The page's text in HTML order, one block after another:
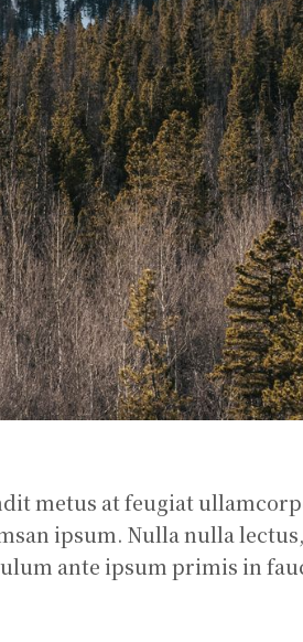
metus at feugiat
ipsum. Nulla nulla
ante ipsum primis in